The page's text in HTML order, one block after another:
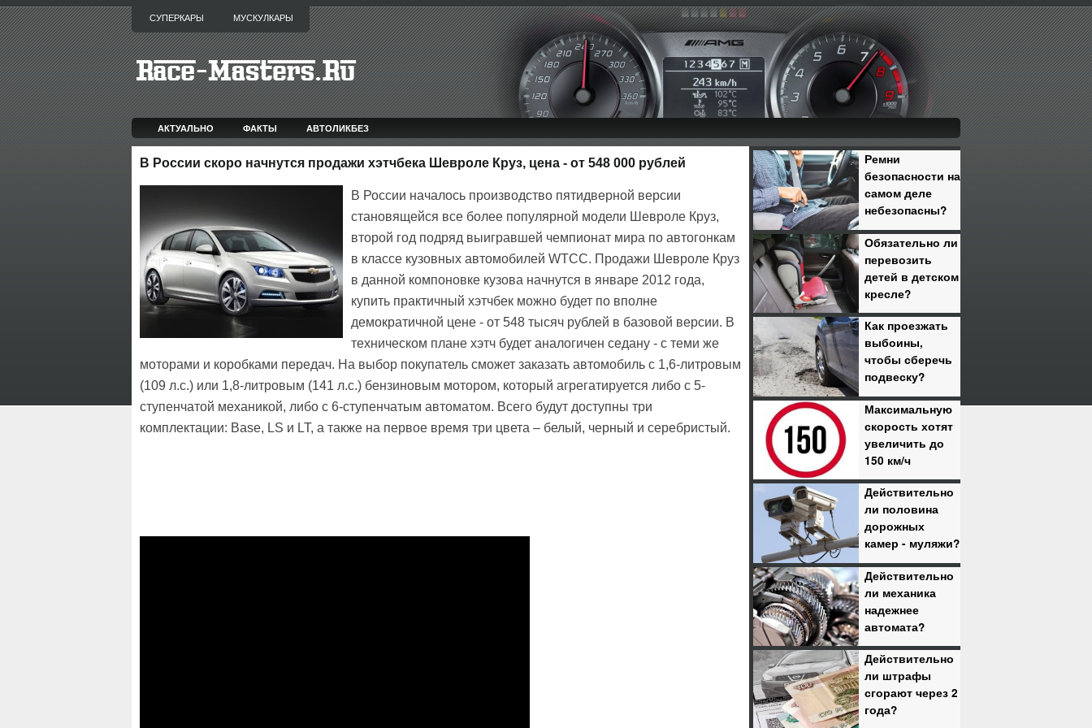
СУПЕРКАРЫ МУСКУЛКАРЫ
АКТУАЛЬНО ФАКТЫ АВТОЛИКБЕЗ
В России скоро начнутся продажи хэтчбека Шевроле Круз, цена - от 548 000 рублей
В России началось производство пятидверной версии
становящейся все более популярной модели Шевроле Круз,
второй год подряд выигравшей чемпионат мира по автогонкам
в классе кузовных автомобилей WTCC. Продажи Шевроле Круз
в данной компоновке кузова начнутся в январе 2012 года,
купить практичный хэтчбек можно будет по вполне
демократичной цене - от 548 тысяч рублей в базовой версии. В
техническом плане хэтч будет аналогичен седану - с теми же
моторами и коробками передач. На выбор покупатель сможет заказать автомобиль с 1,6-литровым
(109 л.с.) или 1,8-литровым (141 л.с.) бензиновым мотором, который агрегатируется либо с 5-
ступенчатой механикой, либо с 6-ступенчатым автоматом. Всего будут доступны три
комплектации: Base, LS и LT, а также на первое время три цвета – белый, черный и серебристый.
Ремни
безопасности на
самом деле
небезопасны?
Обязательно ли
перевозить
детей в детском
кресле?
Как проезжать
выбоины,
чтобы сберечь
подвеску?
Максимальную
скорость хотят
увеличить до
150 км/ч
Действительно
ли половина
дорожных
камер - муляжи?
Действительно
ли механика
надежнее
автомата?
Действительно
ли штрафы
сгорают через 2
года?